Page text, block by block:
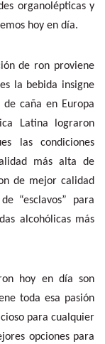
organolépticas y
hoy en día.
de ron proviene
la bebida insigne
caña en Europa
Latina lograron
las condiciones
más alta de
de mejor calidad
“esclavos” para
alcohólicas más
hoy en día son
toda esa pasión
para cualquier
opciones para